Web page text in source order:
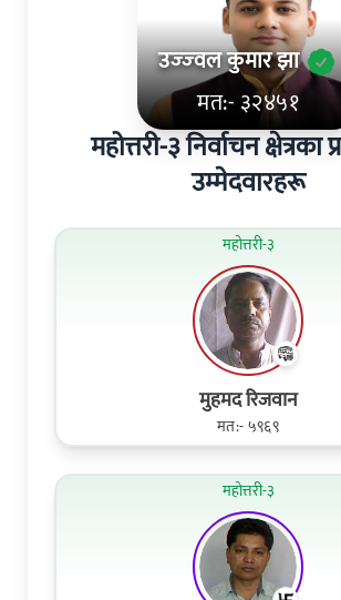
उज्‍ज्‍वल कुमार झा
मत:- ३२४५१
महोत्तरी-३ निर्वाचन क्षेत्रका
उम्मेदवारहरू
महोत्तरी-३
मुहमद रिजवान
मत:- ५९६९
महोत्तरी-३